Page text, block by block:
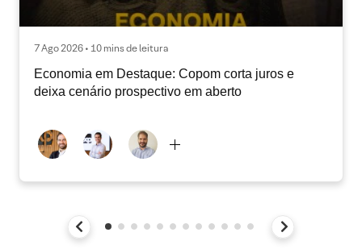
7 Ago 2026 • 10 mins de leitura
Economia em Destaque: Copom corta juros e
deixa cenário prospectivo em aberto